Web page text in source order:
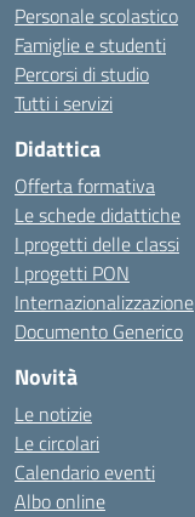
Personale scolastico
Famiglie e studenti
Percorsi di studio
Tutti i servizi
Didattica
Offerta formativa
Le schede didattiche
I progetti delle classi
I progetti PON
Internazionalizzazione
Documento Generico
Novità
Le notizie
Le circolari
Calendario eventi
Albo online